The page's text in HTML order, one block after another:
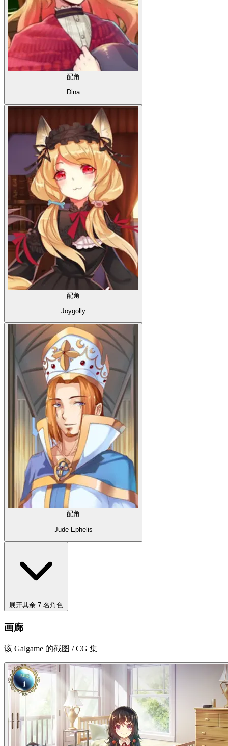
配角
Dina
配角
Joygolly
配角
Jude Ephelis
展开其余 7 名角色
画廊
该 Galgame 的截图 / CG 集